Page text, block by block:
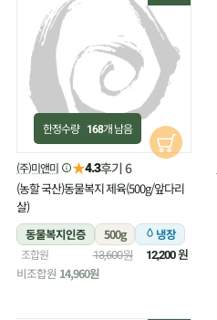
한정수량 168개 남음
(주)미앤미 ★4.3후기 6
(농할 국산)동물복지 제육(500g/앞다리
살)
동물복지인증
500g 냉장
조합원 13,600원 12,200원
비조합원 14,960원